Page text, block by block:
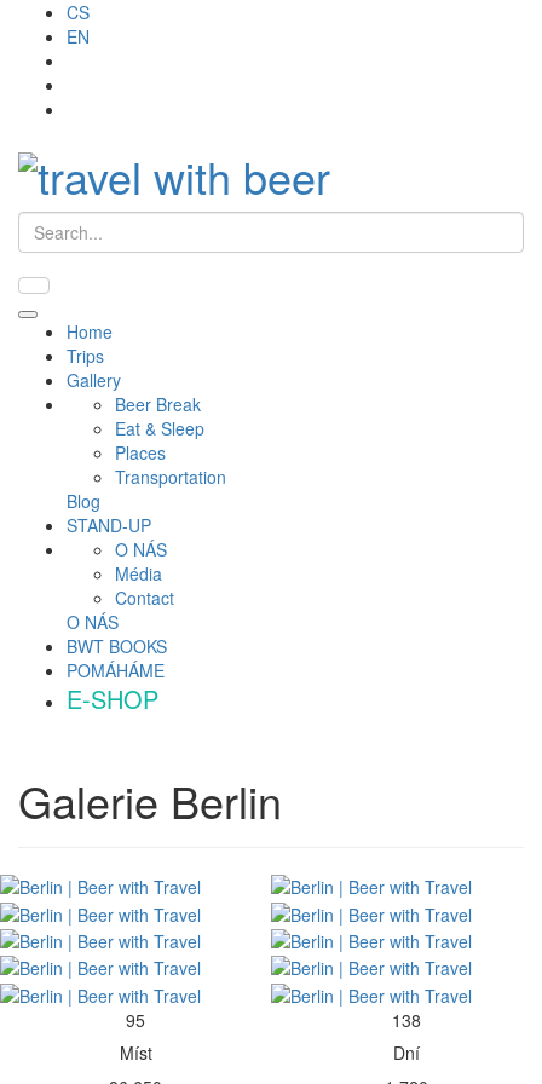
CS
EN
Search
Primary
Menu
Home
Trips
Gallery
Beer Break
Eat & Sleep
Places
Transportation
Blog
STAND-UP
O NÁS
Média
Contact
O NÁS
BWT BOOKS
POMÁHÁME
E-SHOP
Galerie Berlin
95
Míst
138
Dní